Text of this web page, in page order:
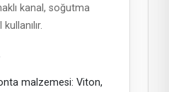
kanal, soğutma
malzemesi: Viton,